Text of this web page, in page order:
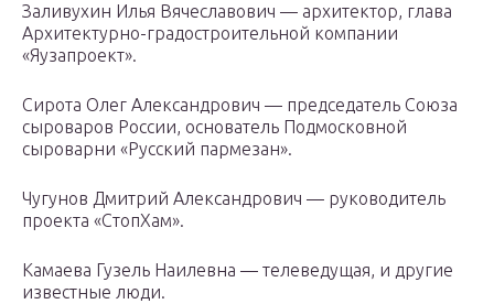
Заливухин Илья Вячеславович — архитектор, глава
Архитектурно-градостроительной компании
«Яузапроект».
Сирота Олег Александрович — председатель Союза
сыроваров России, основатель Подмосковной
сыроварни «Русский пармезан».
Чугунов Дмитрий Александрович — руководитель
проекта «СтопХам».
Камаева Гузель Наилевна — телеведущая, и другие
известные люди.